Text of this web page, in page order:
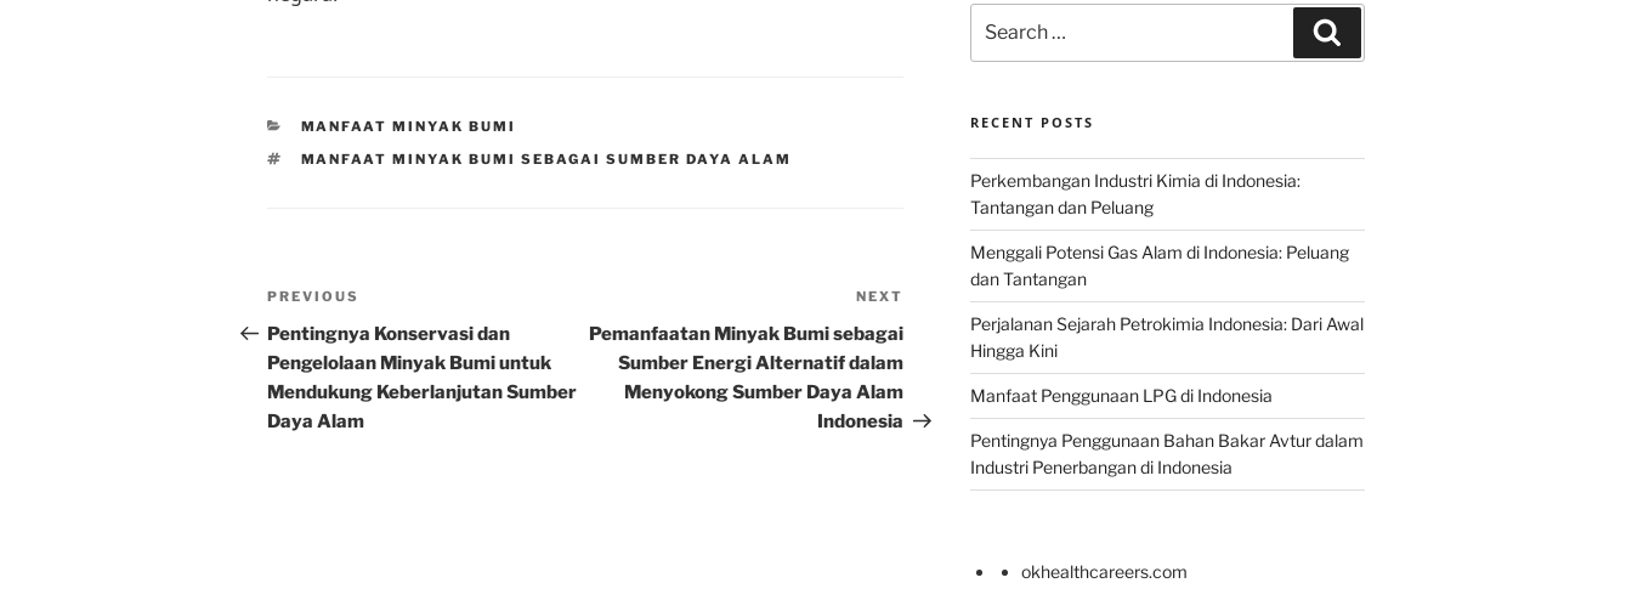
CATEGORIES
MANFAAT MINYAK BUMI
TAGS
MANFAAT MINYAK BUMI SEBAGAI SUMBER DAYA ALAM
Post
navigation
Previous
Post
PREVIOUS
Pentingnya Konservasi dan
Pengelolaan Minyak Bumi untuk
Mendukung Keberlanjutan Sumber
Daya Alam
Post
NEXT
Pemanfaatan Minyak Bumi sebagai
Sumber Energi Alternatif dalam
Menyokong Sumber Daya Alam
Indonesia
for:
RECENT POSTS
Perkembangan Industri Kimia di Indonesia:
Tantangan dan Peluang
Menggali Potensi Gas Alam di Indonesia: Peluang
dan Tantangan
Perjalanan Sejarah Petrokimia Indonesia: Dari Awal
Hingga Kini
Manfaat Penggunaan LPG di Indonesia
Pentingnya Penggunaan Bahan Bakar Avtur dalam
Industri Penerbangan di Indonesia
okhealthcareers.com